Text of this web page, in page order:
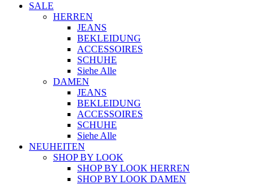
SALE
HERREN
JEANS
BEKLEIDUNG
ACCESSOIRES
SCHUHE
Siehe Alle
DAMEN
JEANS
BEKLEIDUNG
ACCESSOIRES
SCHUHE
Siehe Alle
NEUHEITEN
SHOP BY LOOK
SHOP BY LOOK HERREN
SHOP BY LOOK DAMEN